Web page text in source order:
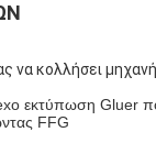
να κολλήσει
εκτύπωση Gluer
FFG